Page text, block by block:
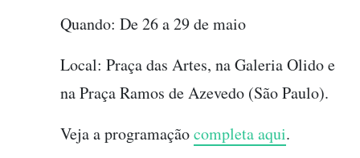
Quando: De 26 a 29 de maio
Local: Praça das Artes, na Galeria Olido e
na Praça Ramos de Azevedo (São Paulo).
Veja a programaçãocompleta aqui.